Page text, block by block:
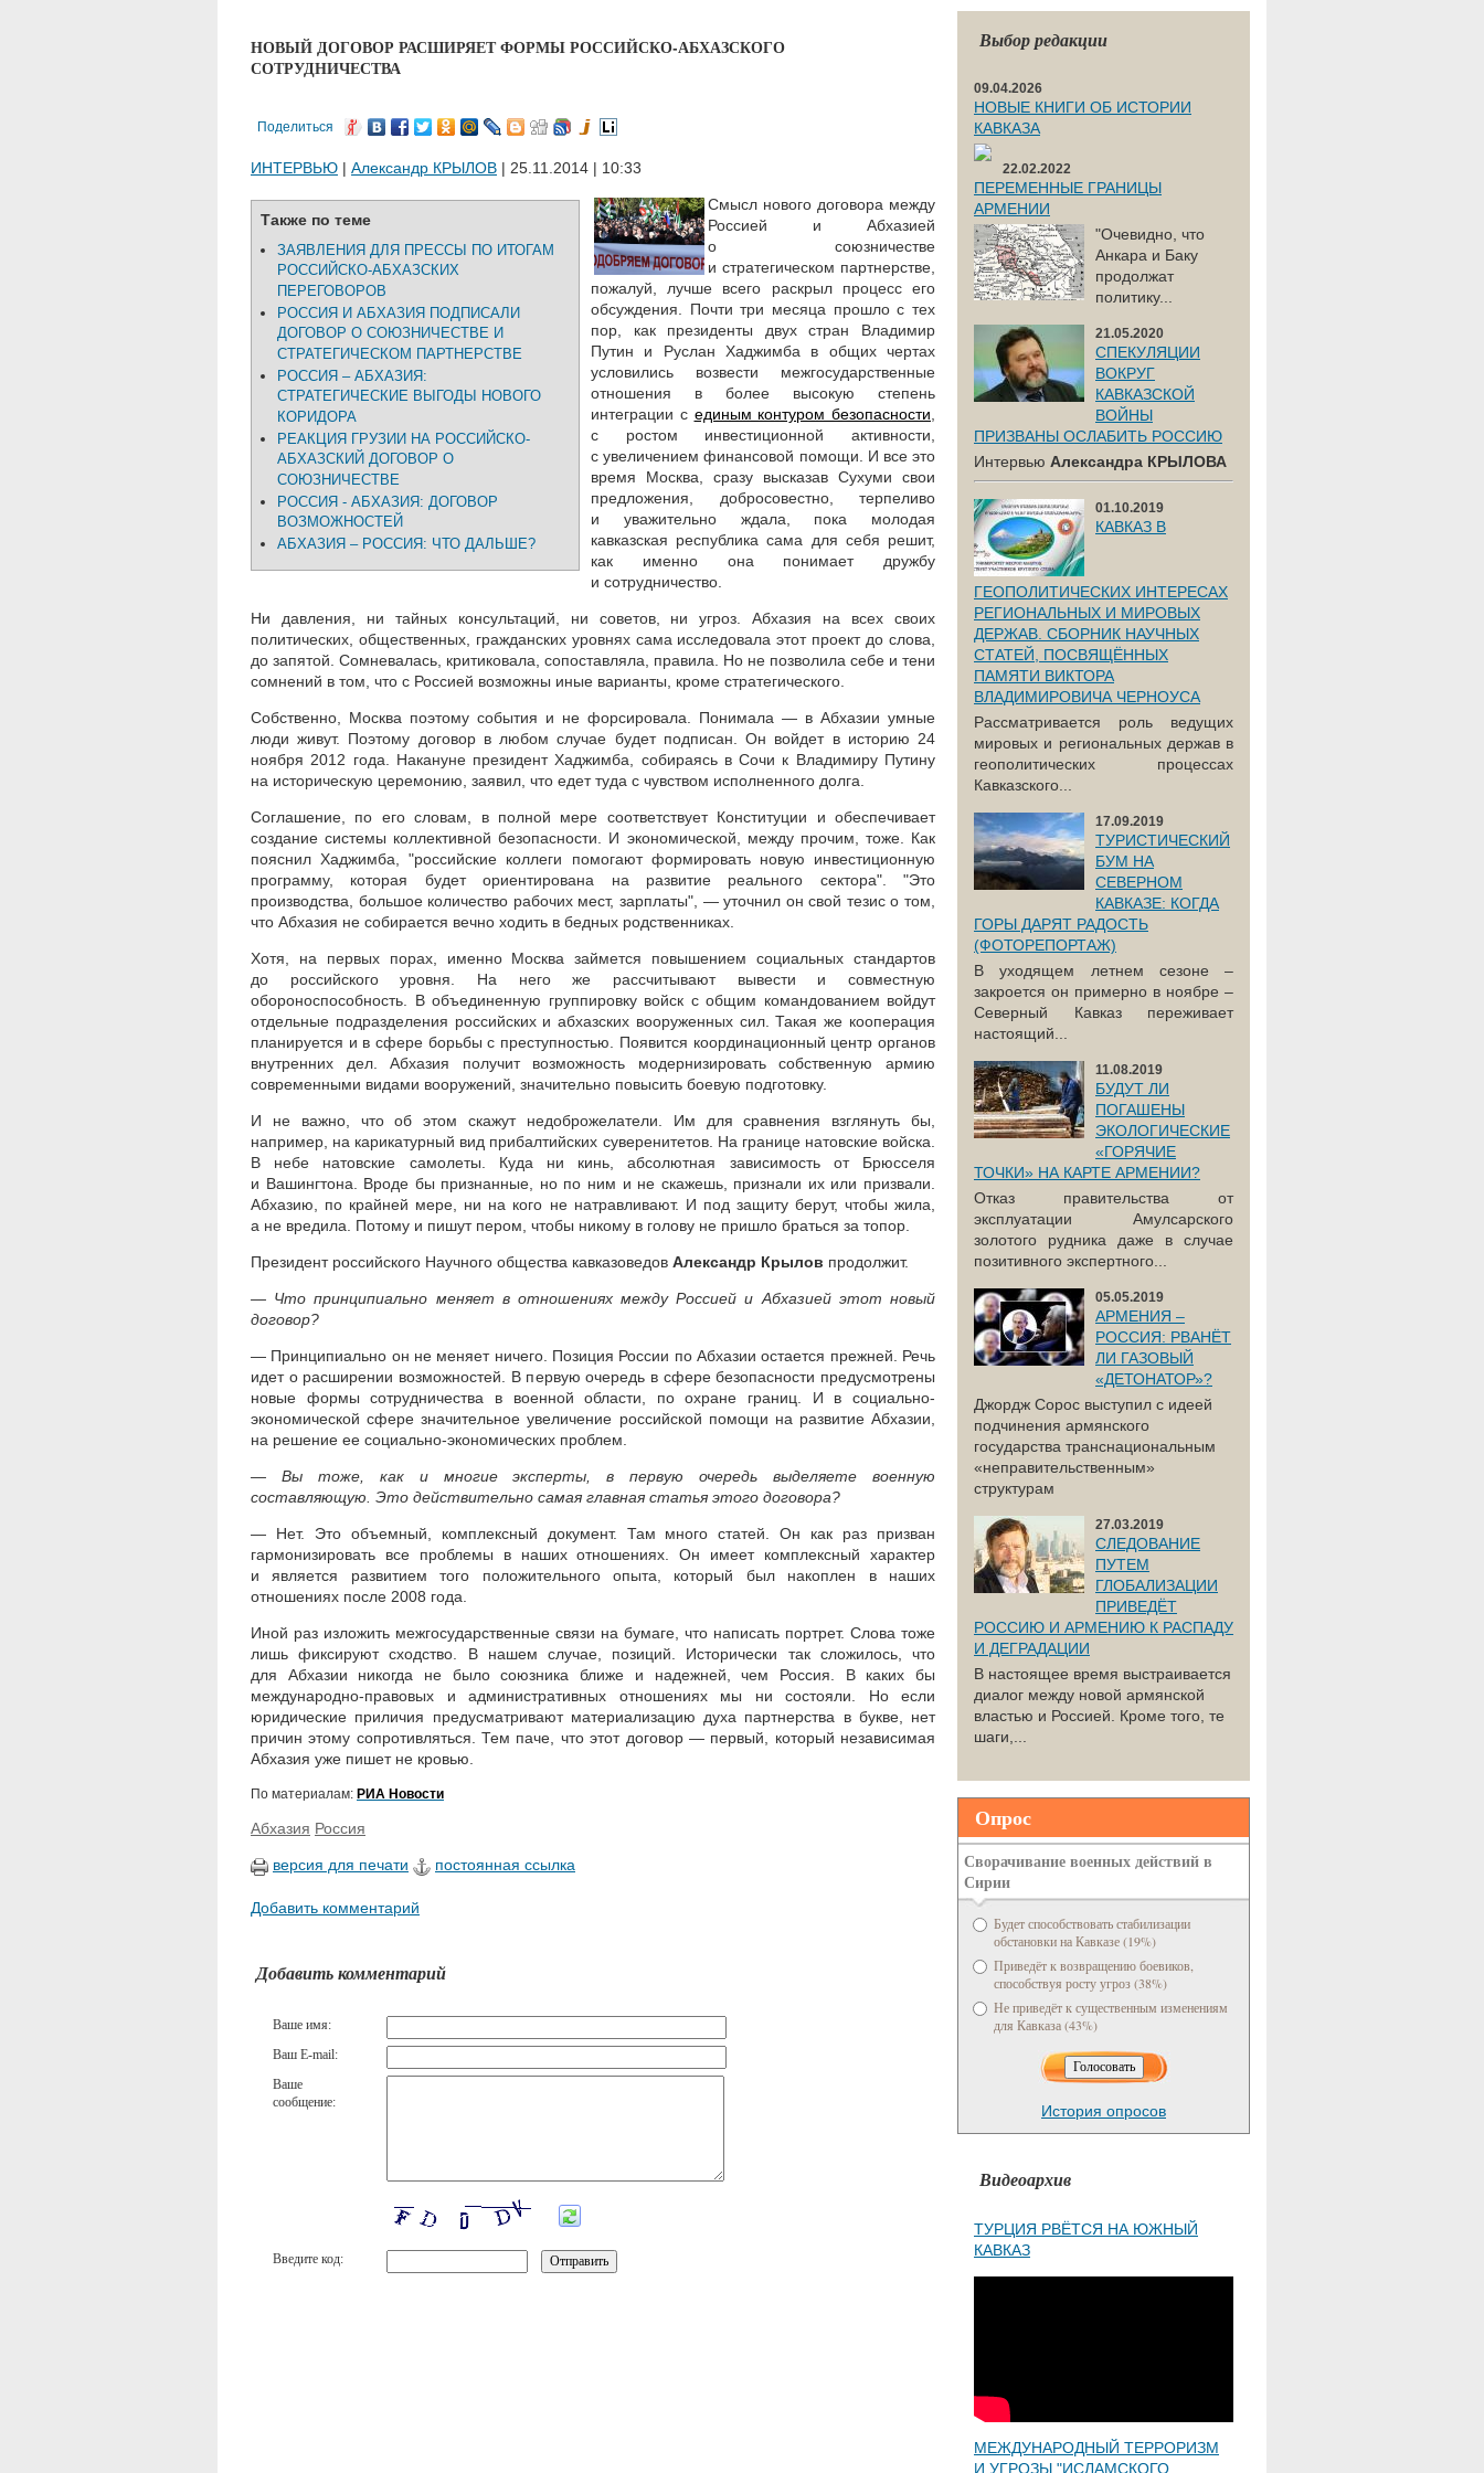
НОВЫЙ ДОГОВОР РАСШИРЯЕТ ФОРМЫ РОССИЙСКО-АБХАЗСКОГО
СОТРУДНИЧЕСТВА
Поделиться
ИНТЕРВЬЮ | Александр КРЫЛОВ | 25.11.2014 | 10:33
Также по теме
ЗАЯВЛЕНИЯ ДЛЯ ПРЕССЫ ПО ИТОГАМ
РОССИЙСКО-АБХАЗСКИХ
ПЕРЕГОВОРОВ
РОССИЯ И АБХАЗИЯ ПОДПИСАЛИ
ДОГОВОР О СОЮЗНИЧЕСТВЕ И
СТРАТЕГИЧЕСКОМ ПАРТНЕРСТВЕ
РОССИЯ – АБХАЗИЯ:
СТРАТЕГИЧЕСКИЕ ВЫГОДЫ НОВОГО
КОРИДОРА
РЕАКЦИЯ ГРУЗИИ НА РОССИЙСКО-
АБХАЗСКИЙ ДОГОВОР О
СОЮЗНИЧЕСТВЕ
РОССИЯ - АБХАЗИЯ: ДОГОВОР
ВОЗМОЖНОСТЕЙ
АБХАЗИЯ – РОССИЯ: ЧТО ДАЛЬШЕ?
Смысл нового договора между
Россией и Абхазией
о союзничестве
и стратегическом партнерстве,
пожалуй, лучше всего раскрыл процесс его
обсуждения. Почти три месяца прошло с тех
пор, как президенты двух стран Владимир
Путин и Руслан Хаджимба в общих чертах
условились возвести межгосударственные
отношения в более высокую степень
интеграции с единым контуром безопасности
с ростом инвестиционной активности,
с увеличением финансовой помощи. И все это
время Москва, сразу высказав Сухуми свои
предложения, добросовестно, терпеливо
и уважительно ждала, пока молодая
кавказская республика сама для себя решит,
как именно она понимает дружбу
и сотрудничество.
Ни давления, ни тайных консультаций, ни советов, ни угроз. Абхазия на всех своих
политических, общественных, гражданских уровнях сама исследовала этот проект до слова,
до запятой. Сомневалась, критиковала, сопоставляла, правила. Но не позволила себе и тени
сомнений в том, что с Россией возможны иные варианты, кроме стратегического.
Собственно, Москва поэтому события и не форсировала. Понимала — в Абхазии умные
люди живут. Поэтому договор в любом случае будет подписан. Он войдет в историю 24
ноября 2012 года. Накануне президент Хаджимба, собираясь в Сочи к Владимиру Путину
на историческую церемонию, заявил, что едет туда с чувством исполненного долга.
Соглашение, по его словам, в полной мере соответствует Конституции и обеспечивает
создание системы коллективной безопасности. И экономической, между прочим, тоже. Как
пояснил Хаджимба, "российские коллеги помогают формировать новую инвестиционную
программу, которая будет ориентирована на развитие реального сектора". "Это
производства, большое количество рабочих мест, зарплаты", — уточнил он свой тезис о том,
что Абхазия не собирается вечно ходить в бедных родственниках.
Хотя, на первых порах, именно Москва займется повышением социальных стандартов
до российского уровня. На него же рассчитывают вывести и совместную
обороноспособность. В объединенную группировку войск с общим командованием войдут
отдельные подразделения российских и абхазских вооруженных сил. Такая же кооперация
планируется и в сфере борьбы с преступностью. Появится координационный центр органов
внутренних дел. Абхазия получит возможность модернизировать собственную армию
современными видами вооружений, значительно повысить боевую подготовку.
И не важно, что об этом скажут недоброжелатели. Им для сравнения взглянуть бы,
например, на карикатурный вид прибалтийских суверенитетов. На границе натовские войска.
В небе натовские самолеты. Куда ни кинь, абсолютная зависимость от Брюсселя
и Вашингтона. Вроде бы признанные, но по ним и не скажешь, признали их или призвали.
Абхазию, по крайней мере, ни на кого не натравливают. И под защиту берут, чтобы жила,
а не вредила. Потому и пишут пером, чтобы никому в голову не пришло браться за топор.
Президент российского Научного общества кавказоведов Александр Крылов продолжит.
— Что принципиально меняет в отношениях между Россией и Абхазией этот новый
договор?
— Принципиально он не меняет ничего. Позиция России по Абхазии остается прежней. Речь
идет о расширении возможностей. В первую очередь в сфере безопасности предусмотрены
новые формы сотрудничества в военной области, по охране границ. И в социально-
экономической сфере значительное увеличение российской помощи на развитие Абхазии,
на решение ее социально-экономических проблем.
— Вы тоже, как и многие эксперты, в первую очередь выделяете военную
составляющую. Это действительно самая главная статья этого договора?
— Нет. Это объемный, комплексный документ. Там много статей. Он как раз призван
гармонизировать все проблемы в наших отношениях. Он имеет комплексный характер
и является развитием того положительного опыта, который был накоплен в наших
отношениях после 2008 года.
Иной раз изложить межгосударственные связи на бумаге, что написать портрет. Слова тоже
лишь фиксируют сходство. В нашем случае, позиций. Исторически так сложилось, что
для Абхазии никогда не было союзника ближе и надежней, чем Россия. В каких бы
международно-правовых и административных отношениях мы ни состояли. Но если
юридические приличия предусматривают материализацию духа партнерства в букве, нет
причин этому сопротивляться. Тем паче, что этот договор — первый, который независимая
Абхазия уже пишет не кровью.
По материалам: РИА Новости
Абхазия Россия
версия для печати постоянная ссылка
Добавить комментарий
Добавить комментарий
Ваше имя:
Ваш E-mail:
Ваше
сообщение:
Введите код:
Выбор редакции
09.04.2026
НОВЫЕ КНИГИ ОБ ИСТОРИИ
КАВКАЗА
22.02.2022
ПЕРЕМЕННЫЕ ГРАНИЦЫ
АРМЕНИИ
"Очевидно, что
Анкара и Баку
продолжат
политику...
21.05.2020
СПЕКУЛЯЦИИ
ВОКРУГ
КАВКАЗСКОЙ
ВОЙНЫ
ПРИЗВАНЫ ОСЛАБИТЬ РОССИЮ
Интервью Александра КРЫЛОВА
01.10.2019
КАВКАЗ В
ГЕОПОЛИТИЧЕСКИХ ИНТЕРЕСАХ
РЕГИОНАЛЬНЫХ И МИРОВЫХ
ДЕРЖАВ. СБОРНИК НАУЧНЫХ
СТАТЕЙ, ПОСВЯЩЁННЫХ
ПАМЯТИ ВИКТОРА
ВЛАДИМИРОВИЧА ЧЕРНОУСА
Рассматривается роль ведущих
мировых и региональных держав в
геополитических процессах
Кавказского...
17.09.2019
ТУРИСТИЧЕСКИЙ
БУМ НА
СЕВЕРНОМ
КАВКАЗЕ: КОГДА
ГОРЫ ДАРЯТ РАДОСТЬ
(ФОТОРЕПОРТАЖ)
В уходящем летнем сезоне –
закроется он примерно в ноябре –
Северный Кавказ переживает
настоящий...
11.08.2019
БУДУТ ЛИ
ПОГАШЕНЫ
ЭКОЛОГИЧЕСКИЕ
«ГОРЯЧИЕ
ТОЧКИ» НА КАРТЕ АРМЕНИИ?
Отказ правительства от
эксплуатации Амулсарского
золотого рудника даже в случае
позитивного экспертного...
05.05.2019
АРМЕНИЯ –
РОССИЯ: РВАНЁТ
ЛИ ГАЗОВЫЙ
«ДЕТОНАТОР»?
Джордж Сорос выступил с идеей
подчинения армянского
государства транснациональным
«неправительственным»
структурам
27.03.2019
СЛЕДОВАНИЕ
ПУТЕМ
ГЛОБАЛИЗАЦИИ
ПРИВЕДЁТ
РОССИЮ И АРМЕНИЮ К РАСПАДУ
И ДЕГРАДАЦИИ
В настоящее время выстраивается
диалог между новой армянской
властью и Россией. Кроме того, те
шаги,...
Опрос
Сворачивание военных действий в
Сирии
Будет способствовать стабилизации
обстановки на Кавказе (19%)
Приведёт к возвращению боевиков,
способствуя росту угроз (38%)
Не приведёт к существенным изменениям
для Кавказа (43%)
История опросов
Видеоархив
ТУРЦИЯ РВЁТСЯ НА ЮЖНЫЙ
КАВКАЗ
МЕЖДУНАРОДНЫЙ ТЕРРОРИЗМ
И УГРОЗЫ "ИСЛАМСКОГО